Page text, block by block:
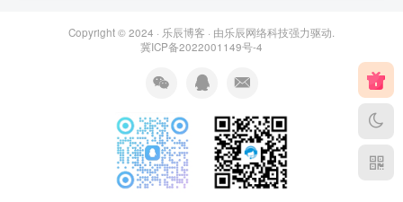
Copyright © 2024 · 乐辰博客 · 由乐辰网络科技强力驱动.
冀ICP备2022001149号-4